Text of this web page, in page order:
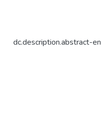
dc.description.abstract-en